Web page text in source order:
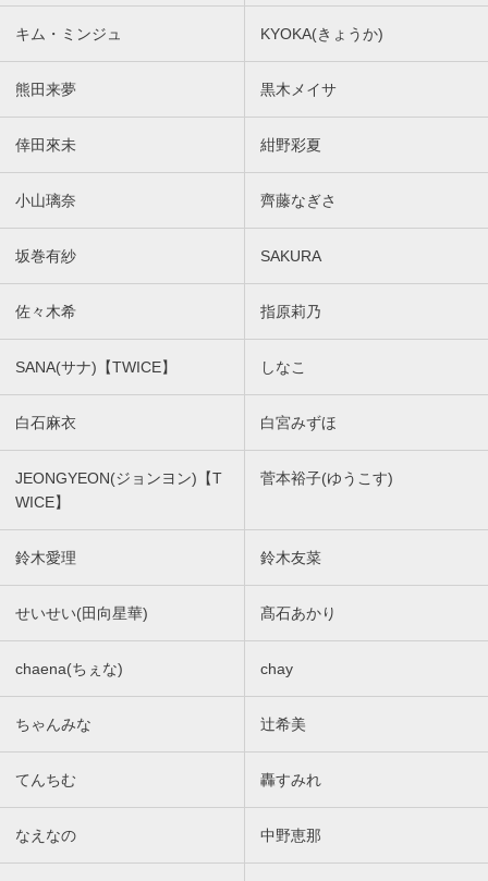
キム・ミンジュ KYOKA(きょうか)
熊田来夢 黒木メイサ
倖田來未 紺野彩夏
小山璃奈 齊藤なぎさ
坂巻有紗 SAKURA
佐々木希 指原莉乃
SANA(サナ)【TWICE】 しなこ
白石麻衣 白宮みずほ
JEONGYEON(ジョンヨン)【T
WICE】
菅本裕子(ゆうこす)
鈴木愛理 鈴木友菜
せいせい(田向星華) 髙石あかり
chaena(ちぇな) chay
ちゃんみな 辻希美
てんちむ 轟すみれ
なえなの 中野恵那